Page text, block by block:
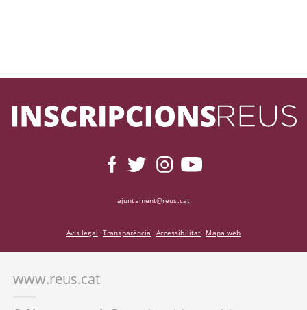
ajuntament@reus.cat
Avís legal ·Transparència · Accessibilitat· Mapa web
www.reus.cat